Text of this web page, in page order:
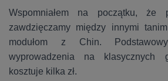
Wspomniałem na początku, że
zawdzięczamy między innymi
modułom z Chin.
wyprowadzenia na klasycznych
kosztuje kilka zł.